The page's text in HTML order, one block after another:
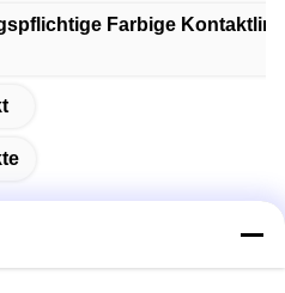
Farbige